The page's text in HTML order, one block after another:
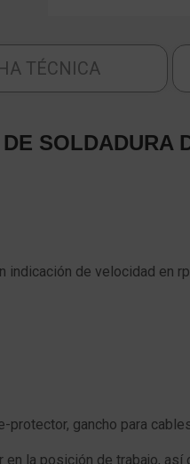
TÉCNICA
SOLDADURA
indicación de velocidad en
protector, gancho para
la posición de trabajo,